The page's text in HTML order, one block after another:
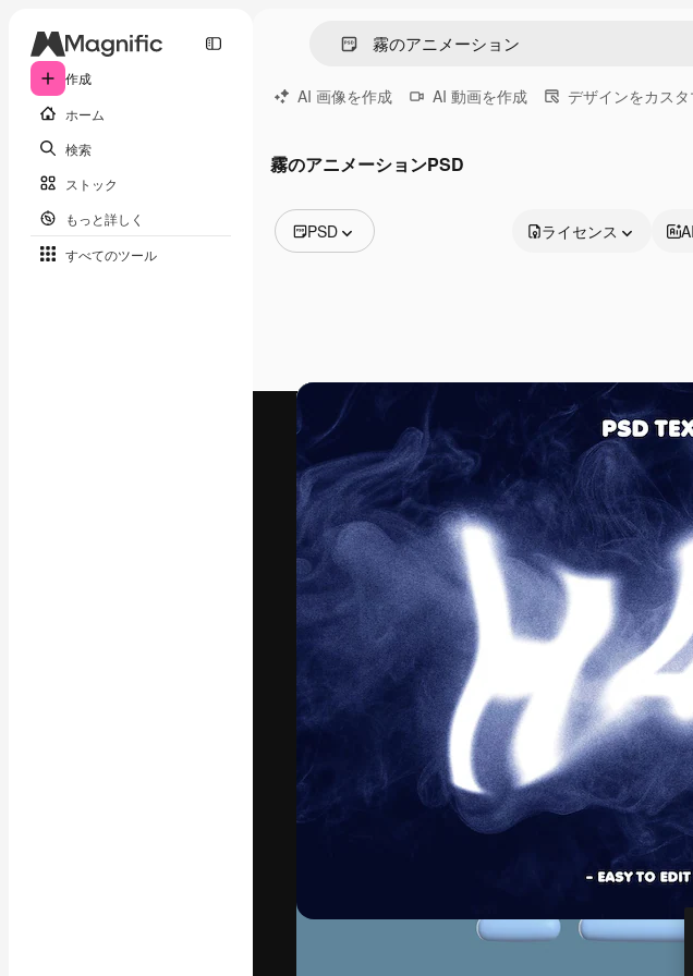
作成
ホーム
検索
ストック
もっと詳しく
すべてのツール
AI 画像を作成 AI 動画を作成 デザインをカス
霧のアニメーションPSD
PSD
動画
モーショングラフィックス
動画テンプレート
アイコン
3D モデル
フォント
ライセンス
最高のクリエイティブ制作を導くためのプラ
ットフォーム。クリエイター、企業、代理
店、スタジオを含む100万人以上が利用して
います。
日本語
Copyright © 2010-2026Freepik Company S.L.U.無